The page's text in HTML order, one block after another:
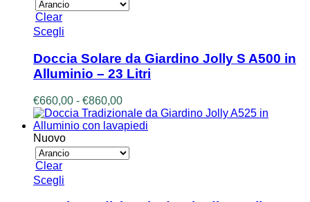
nella
a
Clear
Scegli
ha
più
varianti.
opzioni
possono
essere
scelte
nella
Doccia Solare da Giardino Jolly S A500 in
Alluminio – 23 Litri
€660,00 - €860,00Fascia
di
prezzo:
€660,00
a
Nuovo
Clear
Scegli